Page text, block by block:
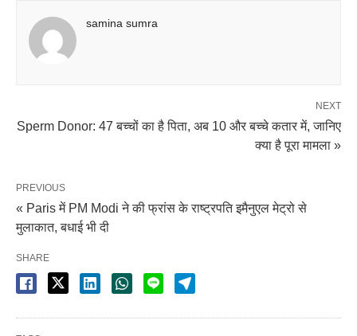
samina sumra
NEXT
Sperm Donor: 47 बच्चों का है पिता, अब 10 और बच्चे कतार में, जानिए
क्या है पूरा मामला »
PREVIOUS
« Paris में PM Modi ने की फ्रांस के राष्ट्रपति इमैनुएल मेट्रो से
मुलाकात, बधाई भी दी
SHARE